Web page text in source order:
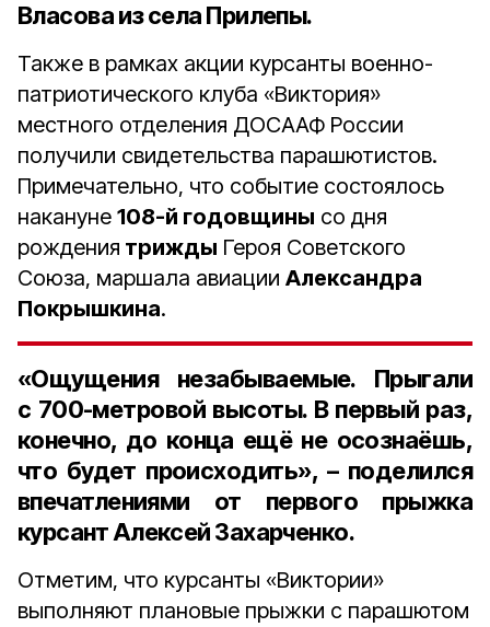
Власоваиз села Прилепы.
Также в рамках акции курсанты военно-
патриотического клуба «Виктория»
местного отделения ДОСААФ России
получили свидетельства парашютистов.
Примечательно, что событие состоялось
накануне 108-й годовщины со дня
рождения трижды Героя Советского
Союза, маршала авиации Александра
Покрышкина.
«Ощущения незабываемые. Прыгали
с 700-метровой высоты. В первый раз,
конечно, до конца ещё не осознаёшь,
что будет происходить», – поделился
впечатлениями от первого прыжка
курсантАлексей Захарченко.
Отметим, что курсанты «Виктории»
выполняют плановые прыжки с парашютом